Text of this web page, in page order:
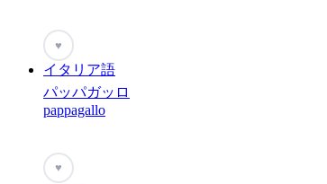
♥
イタリア語
パッパガッロ
pappagallo
♥